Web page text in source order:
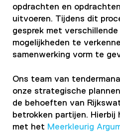
opdrachten en
uitvoeren. Tijdens dit
gesprek met
mogelijkheden te
samenwerking vorm te
Ons team van
onze strategische
de behoeften van
betrokken partijen. Hierbij
met het Meerkleurig